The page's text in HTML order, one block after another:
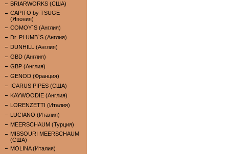
BRIARWORKS (США)
CAPITO by TSUGE
(Япония)
COMOY`S (Англия)
Dr. PLUMB`S (Англия)
DUNHILL (Англия)
GBD (Англия)
GBP (Англия)
GENOD (Франция)
ICARUS PIPES (США)
KAYWOODIE (Англия)
LORENZETTI (Италия)
LUCIANO (Италия)
MEERSCHAUM (Турция)
MISSOURI MEERSCHAUM
(США)
MOLINA (Италия)